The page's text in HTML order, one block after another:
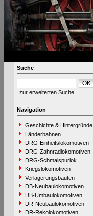
Suche
zur erweiterten Suche
Navigation
Geschichte & Hintergründe
Länderbahnen
DRG-Einheitslokomotiven
DRG-Zahnradlokomotiven
DRG-Schmalspurlok.
Kriegslokomotiven
Verlagerungsbauten
DB-Neubaulokomotiven
DB-Umbaulokomotiven
DR-Neubaulokomotiven
DR-Rekolokomotiven